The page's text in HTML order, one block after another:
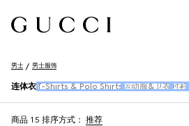
男士 男士服饰
连体衣 T-Shirts & Polo Shirts 运动服&卫衣 衬衫
商品 15 排序方式： 推荐